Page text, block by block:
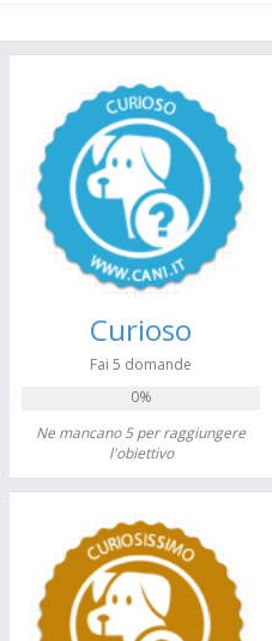
Curioso
Fai 5 domande
0%
Ne mancano 5 per raggiungere
l'obiettivo